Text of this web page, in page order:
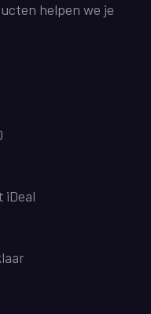
helpen we je
iDeal